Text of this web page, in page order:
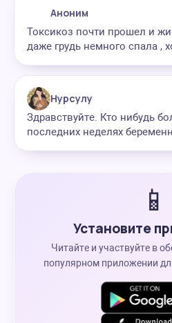
Аноним
Токсикоз почти прошел и
даже грудь немного спала ,
Нурсулу
Здравствуйте. Кто нибудь
последних неделях
📱
Установите
Читайте и участвуйте в
популярном приложении